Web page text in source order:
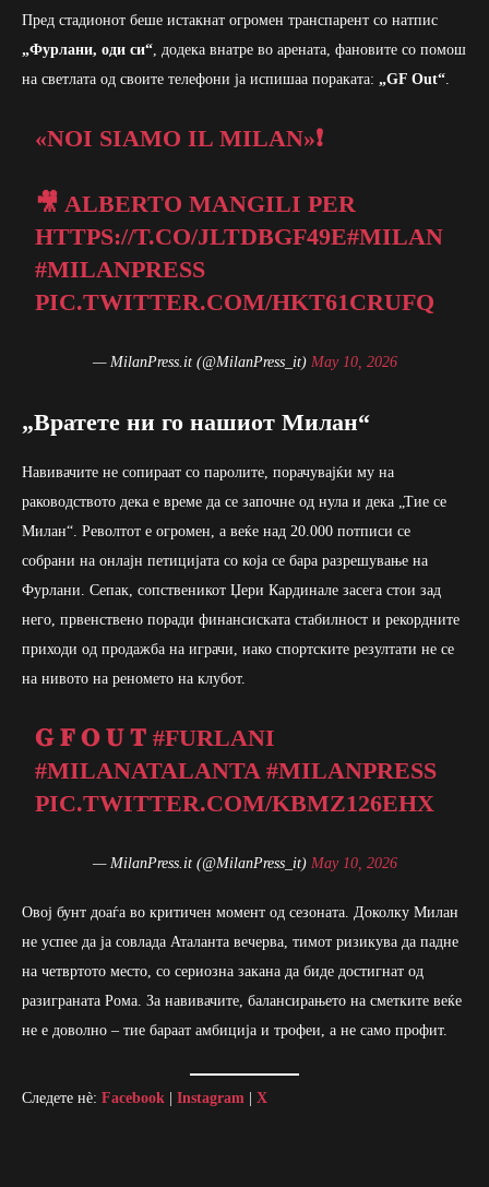
Пред стадионот беше истакнат огромен транспарент со натпис
„Фурлани, оди си“ , додека внатре во арената, фановите со помош
на светлата од своите телефони ја испишаа пораката: „GF Out“
«NOI SIAMO IL MILAN»❗
🎥 ALBERTO MANGILI PER
HTTPS://T.CO/JLTDBGF49E#MILAN
#MILANPRESS
PIC.TWITTER.COM/HKT61CRUFQ
— MilanPress.it (@MilanPress_it) May 10, 2026
„Вратете ни го нашиот Милан“
Навивачите не сопираат со паролите, порачувајќи му на
раководството дека е време да се започне од нула и дека „Тие се
Милан“. Револтот е огромен, а веќе над 20.000 потписи се
собрани на онлајн петицијата со која се бара разрешување на
Фурлани. Сепак, сопственикот Џери Кардинале засега стои зад
него, првенствено поради финансиската стабилност и рекордните
приходи од продажба на играчи, иако спортските резултати не се
на нивото на реномето на клубот.
𝐆 𝐅 𝐎 𝐔 𝐓#FURLANI
#MILANATALANTA #MILANPRESS
PIC.TWITTER.COM/KBMZ126EHX
— MilanPress.it (@MilanPress_it) May 10, 2026
Овој бунт доаѓа во критичен момент од сезоната. Доколку Милан
не успее да ја совлада Аталанта вечерва, тимот ризикува да падне
на четвртото место, со сериозна закана да биде достигнат од
разиграната Рома. За навивачите, балансирањето на сметките веќе
не е доволно – тие бараат амбиција и трофеи, а не само профит.
Следете нè: Facebook | Instagram | X